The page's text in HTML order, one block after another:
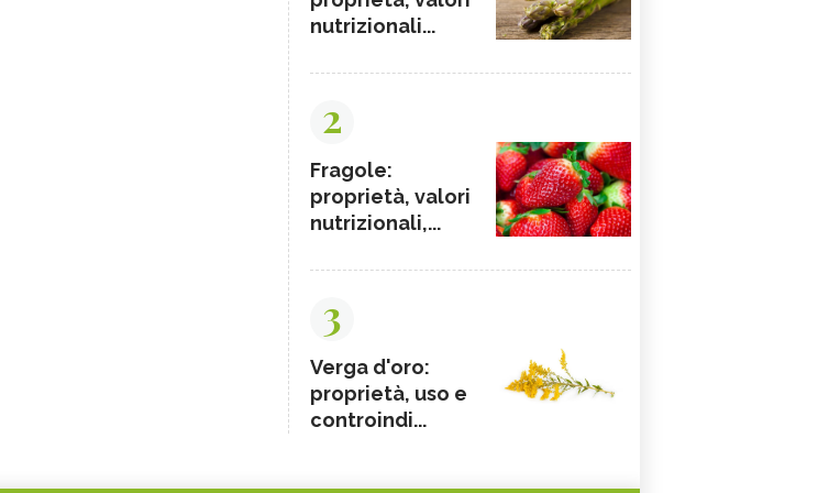
nutrizionali...
2
Fragole:
proprietà, valori
nutrizionali,...
3
Verga d'oro:
proprietà, uso e
controindi...